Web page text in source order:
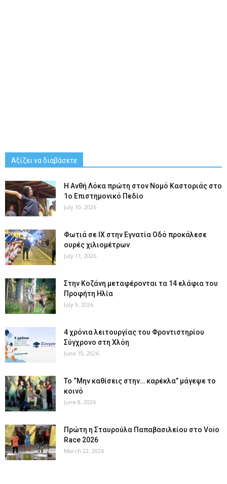
Αξίζει να διαβάσετε
Η Ανθή Λόκα πρώτη στον Νομό Καστοριάς στο
1ο Επιστημονικό Πεδίο
July 10, 2026
Φωτιά σε ΙΧ στην Εγνατία Οδό προκάλεσε
ουρές χιλιομέτρων
July 11, 2026
Στην Κοζάνη μεταφέρονται τα 14 ελάφια του
Προφήτη Ηλία
July 9, 2026
4 χρόνια λειτουργίας του Φροντιστηρίου
Σύγχρονο στη Χλόη
June 10, 2026
Το “Μην καθίσεις στην… καρέκλα” μάγεψε το
κοινό
June 8, 2026
Πρώτη η Σταυρούλα Παπαβασιλείου στο Voio
Race 2026
March 22, 2026